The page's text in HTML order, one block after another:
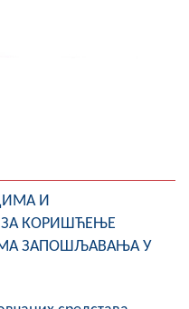
И
КОРИШЋЕЊЕ
ЗАПОШЉАВАЊА У